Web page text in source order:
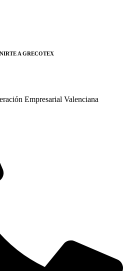
A GRECOTEX
Empresarial Valenciana